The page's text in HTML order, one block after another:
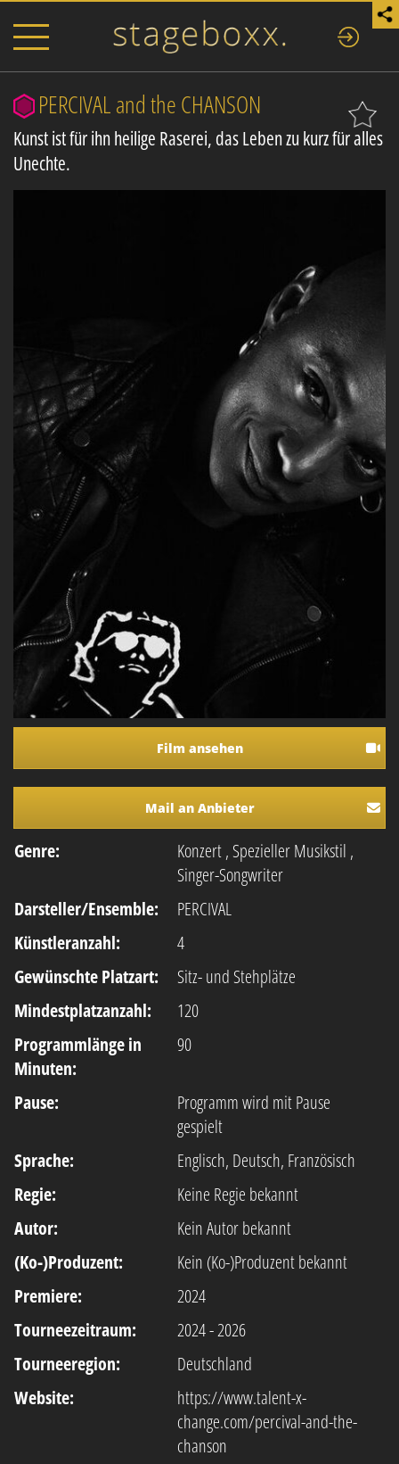
PERCIVAL and the CHANSON
Kunst ist für ihn heilige Raserei, das Leben zu kurz für alles
Unechte.
Film ansehen
Mail an Anbieter
Genre: Konzert, Spezieller Musikstil ,
Singer-Songwriter
Darsteller/Ensemble:
PERCIVAL
Künstleranzahl:
4
Gewünschte Platzart:
Sitz- und Stehplätze
Mindestplatzanzahl:
120
Programmlänge in
Minuten:
90
Pause:
Programm wird mit Pause
gespielt
Sprache:
Englisch, Deutsch, Französisch
Regie:
Keine Regie bekannt
Autor:
Kein Autor bekannt
(Ko-)Produzent:
Kein (Ko-)Produzent bekannt
Premiere:
2024
Tourneezeitraum:
2024 - 2026
Tourneeregion:
Deutschland
Website:
https://www.talent-x-
change.com/percival-and-the-
chanson